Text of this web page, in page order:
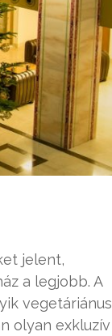
jelent,
a legjobb. A
vegetáriánus
olyan exkluzív